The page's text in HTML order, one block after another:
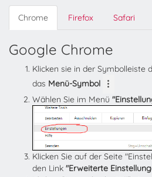
Chrome Firefox Safari
Google Chrome
Klicken sie in der Symbolleiste
das Menü-Symbol
Wählen Sie im Menü
Klicken Sie auf der Seite
den Link "Erweiterte